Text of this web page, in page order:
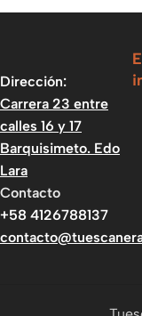
Dirección:
Carrera 23 entre
calles 16 y 17
Barquisimeto. Edo
Lara
Contacto
+58 4126788137